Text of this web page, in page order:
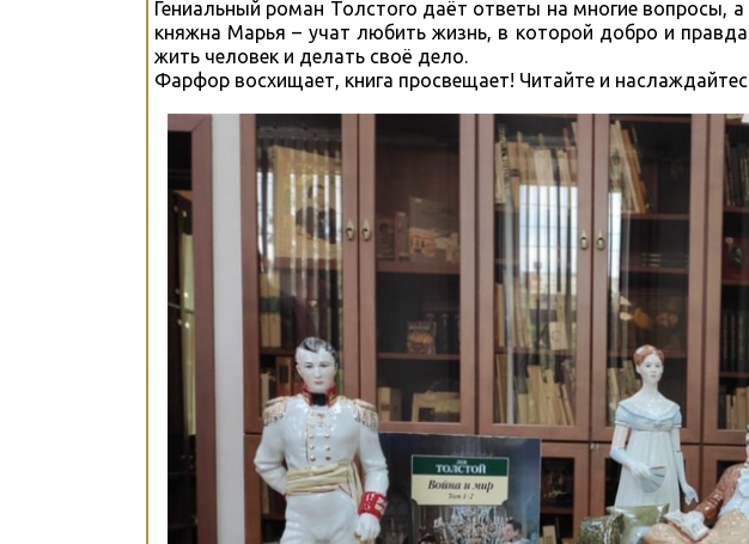
Гениальный роман Толстого даёт ответы на многие вопросы,
княжна Марья – учат любить жизнь, в которой добро и
жить человек и делать своё дело.
Фарфор восхищает, книга просвещает! Читайте и